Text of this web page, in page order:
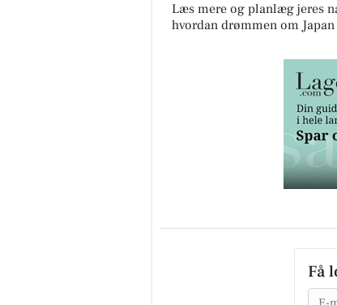
Læs mere og planlæg jeres
hvordan drømmen om
Få
Email